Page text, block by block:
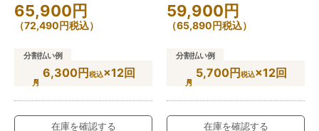
65,900円
（72,490円税込）
分割払い例
6,300円税込×12回
在庫を確認する
59,900円
（65,890円税込）
分割払い例
5,700円税込×12回
在庫を確認する